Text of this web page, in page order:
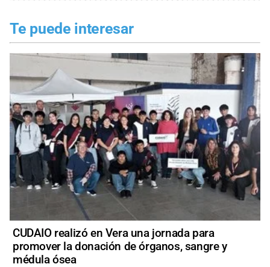
Te puede interesar
CUDAIO realizó en Vera una jornada para
promover la donación de órganos, sangre y
médula ósea